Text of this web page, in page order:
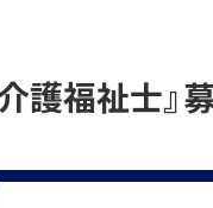
福祉士』